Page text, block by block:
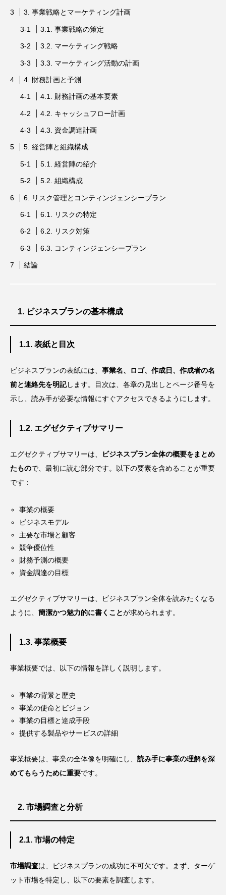
3. 事業戦略とマーケティング計画
3.1. 事業戦略の策定
3.2. マーケティング戦略
3.3. マーケティング活動の計画
4. 財務計画と予測
4.1. 財務計画の基本要素
4.2. キャッシュフロー計画
4.3. 資金調達計画
5. 経営陣と組織構成
5.1. 経営陣の紹介
5.2. 組織構成
6. リスク管理とコンティンジェンシープラン
6.1. リスクの特定
6.2. リスク対策
6.3. コンティンジェンシープラン
結論
1. ビジネスプランの基本構成
1.1. 表紙と目次
ビジネスプランの表紙には、 事業名、ロゴ、作成日、作成者の名
前と連絡先を明記します。目次は、各章の見出しとページ番号を
示し、読み手が必要な情報にすぐアクセスできるようにします。
1.2. エグゼクティブサマリー
エグゼクティブサマリーは、
ビジネスプラン全体の概要をまとめ
たもので、最初に読む部分です。以下の要素を含めることが重要
です：
事業の概要
ビジネスモデル
主要な市場と顧客
競争優位性
財務予測の概要
資金調達の目標
エグゼクティブサマリーは、ビジネスプラン全体を読みたくなる
ように、 簡潔かつ魅力的に書くことが求められます。
1.3. 事業概要
事業概要では、以下の情報を詳しく説明します。
事業の背景と歴史
事業の使命とビジョン
事業の目標と達成手段
提供する製品やサービスの詳細
事業概要は、事業の全体像を明確にし、 読み手に事業の理解を深
めてもらうために重要です。
2. 市場調査と分析
2.1. 市場の特定
市場調査は、ビジネスプランの成功に不可欠です。まず、ターゲ
ット市場を特定し、以下の要素を調査します。